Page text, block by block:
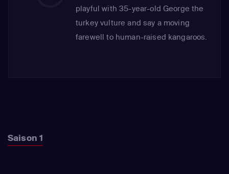
playful with 35-year-old George the
turkey vulture and say a moving
farewell to human-raised kangaroos.
Saison 1